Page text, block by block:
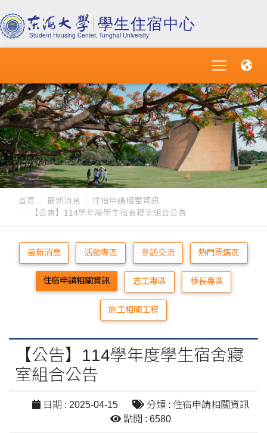
首頁 最新消息
住宿申請相關資訊
【公告】114學年度學生宿舍寢室組合公告
最新消息 活動專區 參訪交流 熱門票選區
住宿申請相關資訊 志工專區 棟長專區
施工相關工程
【公告】114學年度學生宿舍寢
室組合公告
日期 : 2025-04-15
分類 : 住宿申請相關資訊
點閱 : 6580